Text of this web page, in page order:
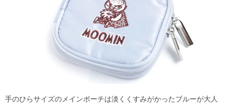
手のひらサイズのメインポーチは淡くくすみがかったブルーが大人